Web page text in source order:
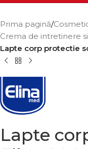
Prima pagină/
Crema de intretinere
Lapte corp protectie
Lapte